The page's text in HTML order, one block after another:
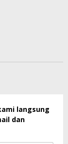
langsung
dan